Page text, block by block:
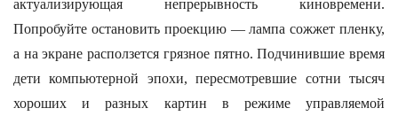
актуализирующая непрерывность киновремени.
Попробуйте остановить проекцию — лампа сожжет пленку,
а на экране расползется грязное пятно. Подчинившие время
дети компьютерной эпохи, пересмотревшие сотни тысяч
хороших и разных картин в режиме управляемой